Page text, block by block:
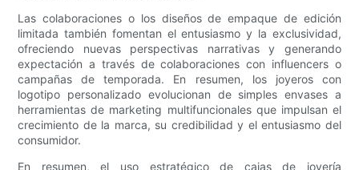
Las colaboraciones o los diseños de empaque de edición
limitada también fomentan el entusiasmo y la exclusividad,
ofreciendo nuevas perspectivas narrativas y generando
expectación a través de colaboraciones con influencers o
campañas de temporada. En resumen, los joyeros con
logotipo personalizado evolucionan de simples envases a
herramientas de marketing multifuncionales que impulsan el
crecimiento de la marca, su credibilidad y el entusiasmo del
consumidor.
En resumen, el uso estratégico de cajas de joyería